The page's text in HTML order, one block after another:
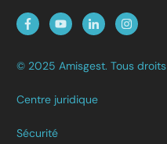
© 2025 Amisgest. Tous
Centre juridique
Sécurité